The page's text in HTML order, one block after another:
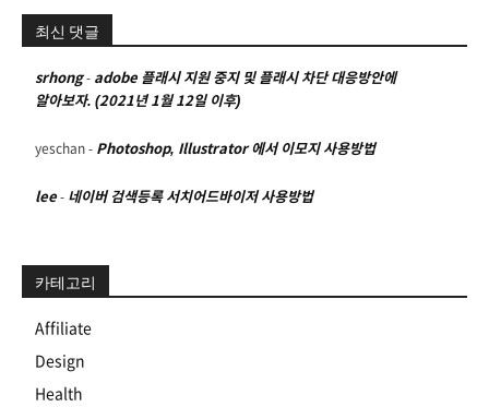
최신 댓글
srhong- adobe 플래시 지원 중지 및 플래시 차단 대응방안에
알아보자. (2021년 1월 12일 이후)
yeschan - Photoshop, Illustrator 에서 이모지 사용방법
lee - 네이버 검색등록 서치어드바이저 사용방법
카테고리
Affiliate
Design
Health